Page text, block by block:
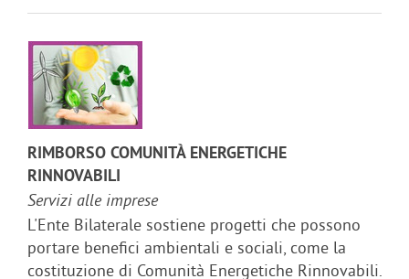
RIMBORSO COMUNITÀ ENERGETICHE
RINNOVABILI
Servizi alle imprese
L'Ente Bilaterale sostiene progetti che possono
portare benefici ambientali e sociali, come la
costituzione di Comunità Energetiche Rinnovabili.